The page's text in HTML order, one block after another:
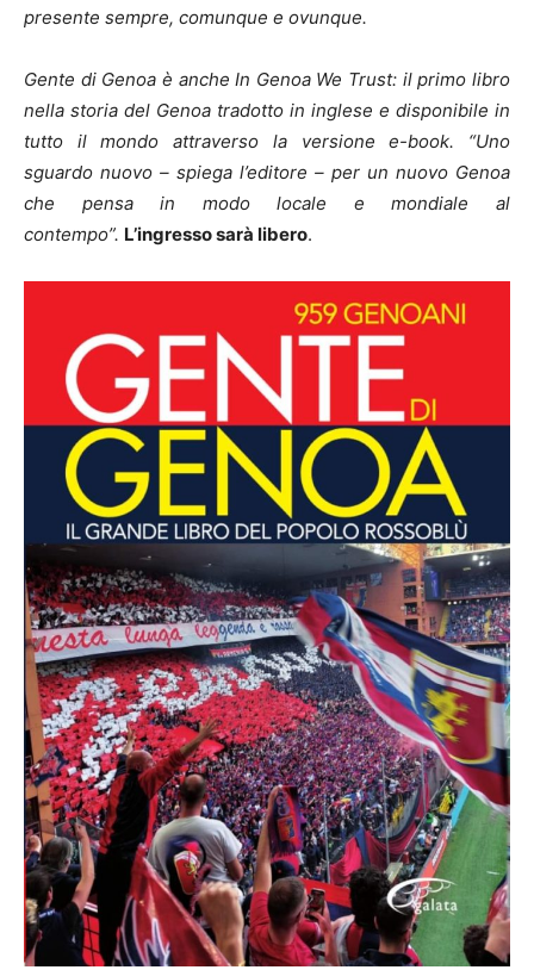
presente sempre, comunque e ovunque.
Gente di Genoa è anche In Genoa We Trust: il primo libro
nella storia del Genoa tradotto in inglese e disponibile in
tutto il mondo attraverso la versione e-book. “Uno
sguardo nuovo – spiega l’editore – per un nuovo Genoa
che pensa in modo locale e mondiale al
contempo”. L’ingresso sarà libero.